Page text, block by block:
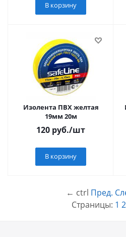
В корзину
Изолента ПВХ желтая
19мм 20м
120 руб./шт
В корзину
← ctrl Пред.
Страницы: 1 2